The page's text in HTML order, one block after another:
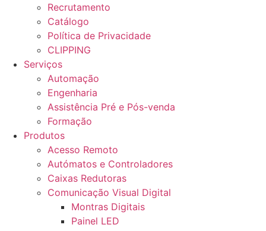
Recrutamento
Catálogo
Política de Privacidade
CLIPPING
Serviços
Automação
Engenharia
Assistência Pré e Pós-venda
Formação
Produtos
Acesso Remoto
Autómatos e Controladores
Caixas Redutoras
Comunicação Visual Digital
Montras Digitais
Painel LED